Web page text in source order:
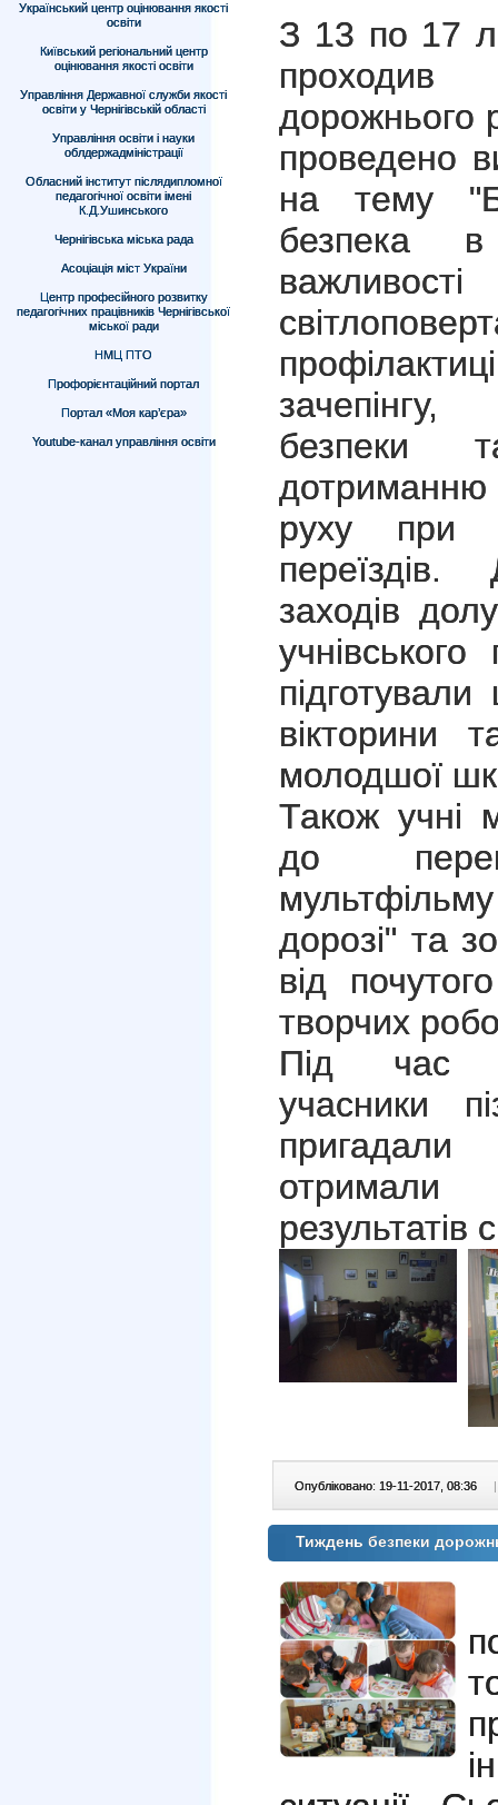
Український центр оцінювання якості
освіти
Київський регіональний центр
оцінювання якості освіти
Управління Державної служби якості
освіти у Чернігівській області
Управління освіти і науки
облдержадміністрації
Обласний інститут післядипломної
педагогічної освіти імені
К.Д.Ушинського
Чернігівська міська рада
Асоціація міст України
Центр професійного розвитку
педагогічних працівників Чернігівської
міської ради
НМЦ ПТО
Профорієнтаційний портал
Портал «Моя кар’єра»
Youtube-канал управління освіти
З 13 по 17
дорожнього
проведено
на тему
безпека в
зачепінгу,
безпеки
руху при
заходів
підготували
вікторини
молодшої
Також учні
до
дорозі" та
від
творчих
Під час
учасники
результатів
Опубліковано: 19-11-2017, 08:36 |
Тиждень безпеки